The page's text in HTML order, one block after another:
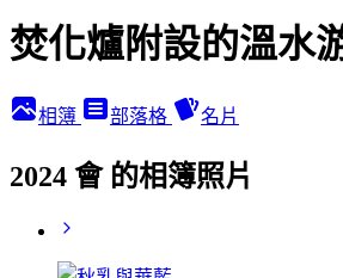
焚化爐附設的溫水
相簿 部落格 名片
2024 會 的相簿照片